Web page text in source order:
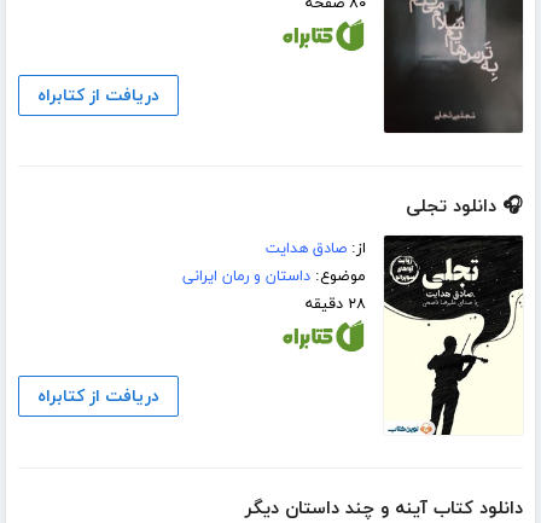
دریافت از کتابراه
🎧 دانلود تجلی
از:صادق هدایت
موضوع:داستان و رمان ایرانی
۲۸ دقیقه
دریافت از کتابراه
دانلود کتاب آینه و چند داستان دیگر